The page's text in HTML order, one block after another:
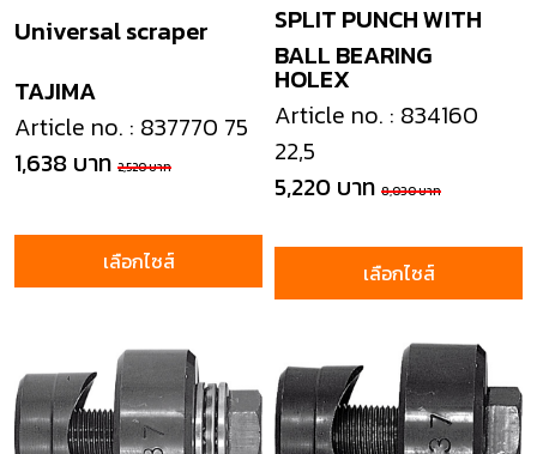
TAJIMA
Universal scraper
Article no. : 837770 75
1,638 บาท 2,520 บาท
เลือกไซส์
HOLEX
SPLIT PUNCH WITH
BALL BEARING
Article no. : 834160
22,5
5,220 บาท 8,030 บาท
เลือกไซส์